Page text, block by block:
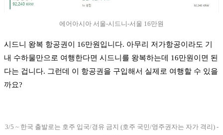
에어아시아 서울-시드니-서울 16만원
시드니 왕복 항공권이 16만원입니다. 아무리 저가항공이라도 기
내 수하물만으로 여행한다면 시드니를 왕복하는데 16만원이면 된
다는 겁니다. 그런데 이 항공권을 구입해서 실제로 여행할 수 있을
까요?
3/5 ~ 한국 출발로는 호주 입국/경유 금지 (호주 국민/영주권자는 자가 격리) -